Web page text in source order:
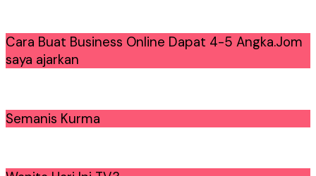
Cara Buat Business Online Dapat 4-5 Angka.Jom
saya ajarkan
Semanis Kurma